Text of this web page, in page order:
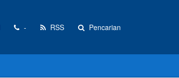
- RSS Pencarian